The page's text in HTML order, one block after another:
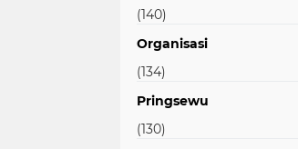
(140)
Organisasi
(134)
Pringsewu
(130)